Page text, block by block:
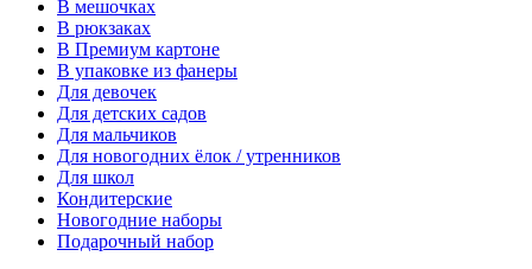
В мешочках
В рюкзаках
В Премиум картоне
В упаковке из фанеры
Для девочек
Для детских садов
Для мальчиков
Для новогодних ёлок / утренников
Для школ
Кондитерские
Новогодние наборы
Подарочный набор